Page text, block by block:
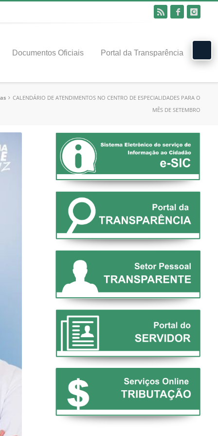
Documentos Oficiais Portal da Transparência
CALENDÁRIO DE ATENDIMENTOS NO CENTRO DE ESPECIALIDADES PARA O
MÊS DE SETEMBRO